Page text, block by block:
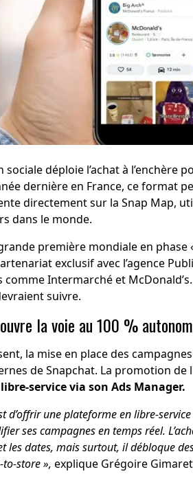
sociale déploie l’achat à
dernière en France, ce format
directement sur la Snap Map,
dans le monde.
première mondiale en phase
exclusif avec l’agence
Intermarché et
suivre.
la voie au 100 %
la mise en place des
de Snapchat. La promotion de
service via son Ads Manager.
d’offrir une plateforme en libre-
ses campagnes en temps réel.
les dates, mais surtout, il débloque
store », explique Grégoire